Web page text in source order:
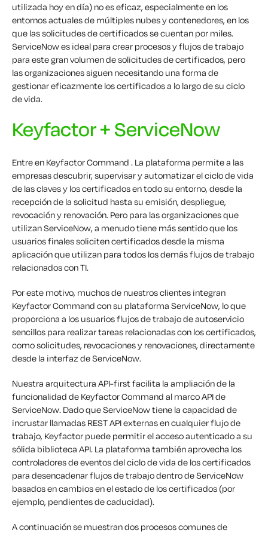
utilizada hoy en día) no es eficaz, especialmente en los
entornos actuales de múltiples nubes y contenedores, en los
que las solicitudes de certificados se cuentan por miles.
ServiceNow es ideal para crear procesos y flujos de trabajo
para este gran volumen de solicitudes de certificados, pero
las organizaciones siguen necesitando una forma de
gestionar eficazmente los certificados a lo largo de su ciclo
de vida.
Keyfactor + ServiceNow
Entre en Keyfactor Command . La plataforma permite a las
empresas descubrir, supervisar y automatizar el ciclo de vida
de las claves y los certificados en todo su entorno, desde la
recepción de la solicitud hasta su emisión, despliegue,
revocación y renovación. Pero para las organizaciones que
utilizan ServiceNow, a menudo tiene más sentido que los
usuarios finales soliciten certificados desde la misma
aplicación que utilizan para todos los demás flujos de trabajo
relacionados con TI.
Por este motivo, muchos de nuestros clientes integran
Keyfactor Command con su plataforma ServiceNow, lo que
proporciona a los usuarios flujos de trabajo de autoservicio
sencillos para realizar tareas relacionadas con los certificados,
como solicitudes, revocaciones y renovaciones, directamente
desde la interfaz de ServiceNow.
Nuestra arquitectura API-first facilita la ampliación de la
funcionalidad de Keyfactor Command al marco API de
ServiceNow. Dado que ServiceNow tiene la capacidad de
incrustar llamadas REST API externas en cualquier flujo de
trabajo, Keyfactor puede permitir el acceso autenticado a su
sólida biblioteca API. La plataforma también aprovecha los
controladores de eventos del ciclo de vida de los certificados
para desencadenar flujos de trabajo dentro de ServiceNow
basados en cambios en el estado de los certificados (por
ejemplo, pendientes de caducidad).
A continuación se muestran dos procesos comunes de